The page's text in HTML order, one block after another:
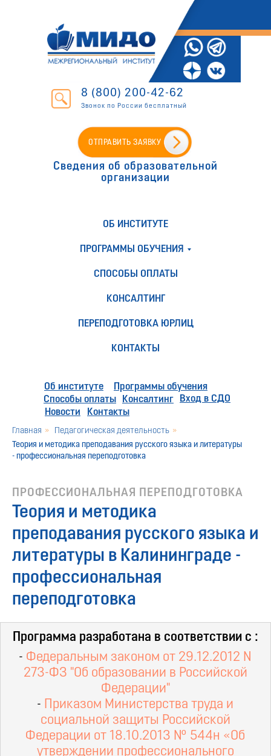
8 (800) 200-42-62
Звонок по России бесплатный
ОТПРАВИТЬ ЗАЯВКУ
Сведения об образовательной
организации
ОБ ИНСТИТУТЕ
ПРОГРАММЫ ОБУЧЕНИЯ
СПОСОБЫ ОПЛАТЫ
КОНСАЛТИНГ
ПЕРЕПОДГОТОВКА ЮРЛИЦ
КОНТАКТЫ
Об институте
Программы обучения
Способы оплаты
Консалтинг
Новости
Вход в СДО
Контакты
Главная » Педагогическая деятельность »
Теория и методика преподавания русского языка и литературы
- профессиональная переподготовка
ПРОФЕССИОНАЛЬНАЯ ПЕРЕПОДГОТОВКА
Теория и методика
преподавания русского языка и
литературы в Калининграде -
профессиональная
переподготовка
Программа разработана в соответствии с :
- Федеральным законом от 29.12.2012 N
273-ФЗ "Об образовании в Российской
Федерации"
- Приказом Министерства труда и
социальной защиты Российской
Федерации от 18.10.2013 № 544н «Об
утверждении профессионального